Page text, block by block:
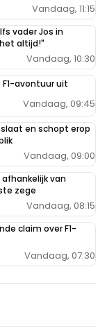
Vandaag, 11:15
vader Jos in
altijd!"
Vandaag, 10:30
avontuur uit
Vandaag, 09:45
en schopt erop
Vandaag, 09:00
van
zege
Vandaag, 08:15
claim over F1-
Vandaag, 07:30